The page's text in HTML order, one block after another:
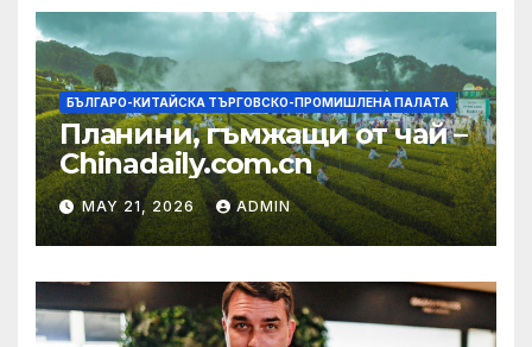
БЪЛГАРО-КИТАЙСКА ТЪРГОВСКО-ПРОМИШЛЕНА ПАЛАТА
Планини, гъмжащи от чай –
Chinadaily.com.cn
MAY 21, 2026 ADMIN